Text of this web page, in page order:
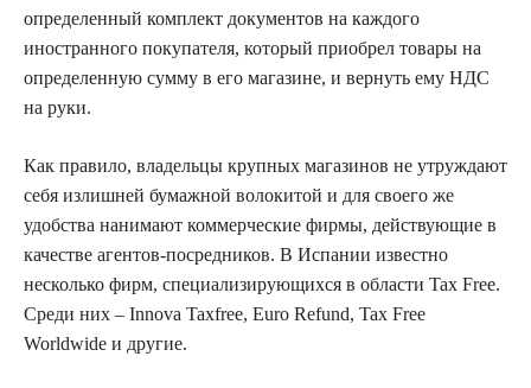
определенный комплект документов на каждого
иностранного покупателя, который приобрел товары на
определенную сумму в его магазине, и вернуть ему НДС
на руки.
Как правило, владельцы крупных магазинов не утруждают
себя излишней бумажной волокитой и для своего же
удобства нанимают коммерческие фирмы, действующие в
качестве агентов-посредников. В Испании известно
несколько фирм, специализирующихся в области Tax Free.
Среди них – Innova Taxfree, Euro Refund, Tax Free
Worldwide и другие.